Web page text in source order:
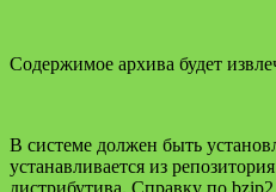
Содержимое архива будет
В системе должен быть
устанавливается из
дистрибутива. Справку по